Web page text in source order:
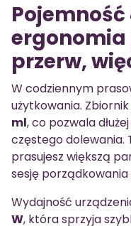
Pojemność
przerw,
W codziennym
użytkowania.
ml, co pozwala
częstego dolewania.
prasujesz większą
sesję
Wydajność
W, która sprzyja